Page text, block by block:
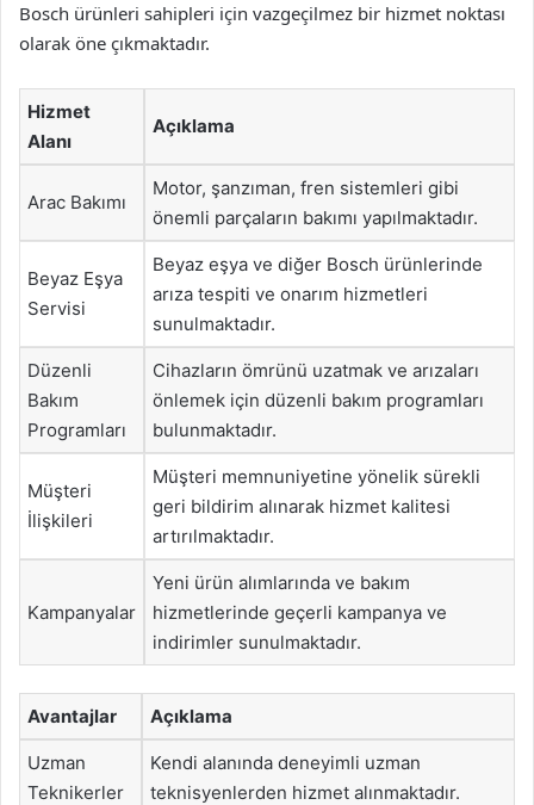
Bosch ürünleri sahipleri için vazgeçilmez bir hizmet noktası
olarak öne çıkmaktadır.
Hizmet
Alanı
Açıklama
Arac Bakımı
Motor, şanzıman, fren sistemleri gibi
önemli parçaların bakımı yapılmaktadır.
Beyaz Eşya
Servisi
Beyaz eşya ve diğer Bosch ürünlerinde
arıza tespiti ve onarım hizmetleri
sunulmaktadır.
Düzenli
Bakım
Programları
Cihazların ömrünü uzatmak ve arızaları
önlemek için düzenli bakım programları
bulunmaktadır.
Müşteri
İlişkileri
Müşteri memnuniyetine yönelik sürekli
geri bildirim alınarak hizmet kalitesi
artırılmaktadır.
Kampanyalar
Yeni ürün alımlarında ve bakım
hizmetlerinde geçerli kampanya ve
indirimler sunulmaktadır.
Avantajlar Açıklama
Uzman
Teknikerler
Kendi alanında deneyimli uzman
teknisyenlerden hizmet alınmaktadır.